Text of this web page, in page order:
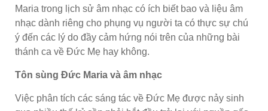
Maria trong lịch sử âm nhạc có ích biết bao và liệu âm
nhạc dành riêng cho phụng vụ người ta có thực sự chú
ý đến các lý do đầy cảm hứng nói trên của những bài
thánh ca về Đức Mẹ hay không.
Tôn sùng Đức Maria và âm nhạc
Việc phân tích các sáng tác về Đức Mẹ được nảy sinh